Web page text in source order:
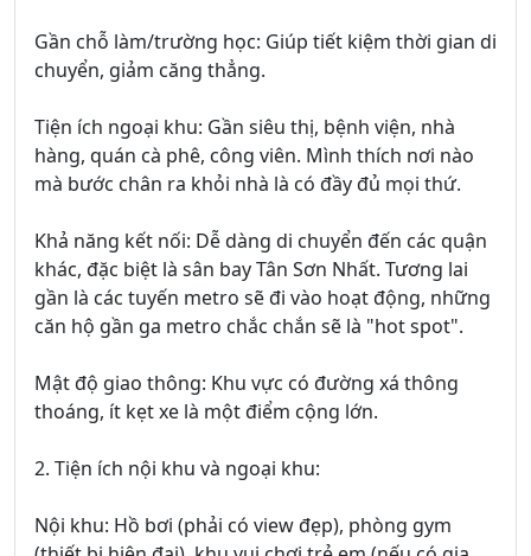
Gần chỗ làm/trường học: Giúp tiết kiệm thời gian di
chuyển, giảm căng thẳng.
Tiện ích ngoại khu: Gần siêu thị, bệnh viện, nhà
hàng, quán cà phê, công viên. Mình thích nơi nào
mà bước chân ra khỏi nhà là có đầy đủ mọi thứ.
Khả năng kết nối: Dễ dàng di chuyển đến các quận
khác, đặc biệt là sân bay Tân Sơn Nhất. Tương lai
gần là các tuyến metro sẽ đi vào hoạt động, những
căn hộ gần ga metro chắc chắn sẽ là "hot spot".
Mật độ giao thông: Khu vực có đường xá thông
thoáng, ít kẹt xe là một điểm cộng lớn.
2. Tiện ích nội khu và ngoại khu:
Nội khu: Hồ bơi (phải có view đẹp), phòng gym